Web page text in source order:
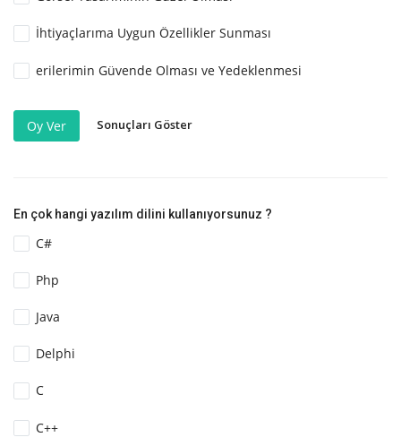
İhtiyaçlarıma Uygun Özellikler Sunması
erilerimin Güvende Olması ve Yedeklenmesi
Oy Ver Sonuçları Göster
En çok hangi yazılım dilini kullanıyorsunuz ?
C#
Php
Java
Delphi
C
C++